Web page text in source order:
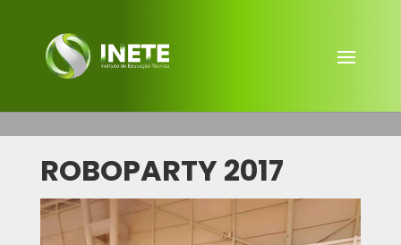
ROBOPARTY 2017